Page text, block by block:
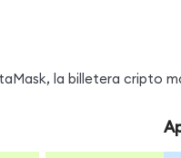
la billetera cripto